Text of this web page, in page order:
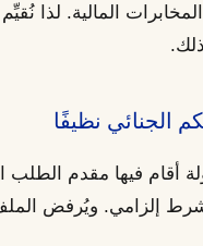
المخابرات المالية.
أقام فيها مقدم الطلب
شرط إلزامي. ويُرفض